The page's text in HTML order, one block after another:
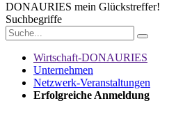
DONAURIES mein Glückstreffer!
Suchbegriffe
Wirtschaft-DONAURIES
Unternehmen
Netzwerk-Veranstaltungen
Erfolgreiche Anmeldung